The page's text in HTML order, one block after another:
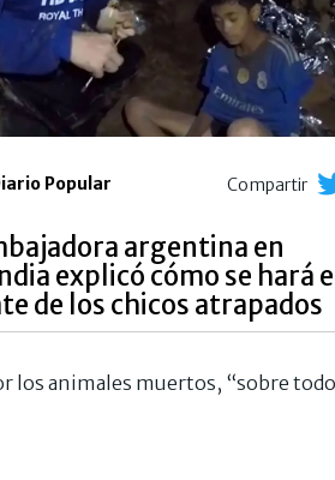
Popular Compartir
argentina en
explicó cómo se hará el
de los chicos atrapados
los animales muertos, “sobre